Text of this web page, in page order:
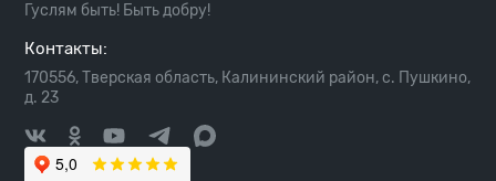
Гуслям быть! Быть добру!
Контакты:
170556, Тверская область, Калининский район, с. Пушкино,
д. 23